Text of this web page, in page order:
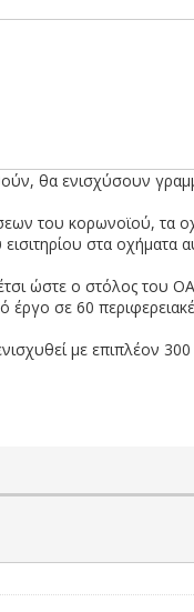
θα ενισχύσουν
του κορωνοϊού,
στα οχήματα
ώστε ο στόλος του
σε 60
με επιπλέον